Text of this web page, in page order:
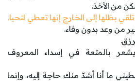
من الأخذ.
بظلها إلى الخارج إنها تعطي لتحيا.
من وعد بدون وفاء.
يشعر بالمتعة في إسداء المعروف
ما أنا أشدّ منك حاجة إليه، وإنما